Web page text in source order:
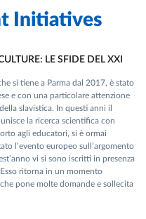
Initiatives
LE SFIDE DEL XXI
si tiene a Parma dal 2017, è stato
e con una particolare attenzione
slavistica. In questi anni il
la ricerca scientifica con
agli educatori, si è ormai
l’evento europeo sull’argomento
vi si sono iscritti in presenza
ritorna in un momento
pone molte domande e sollecita